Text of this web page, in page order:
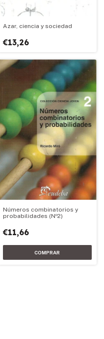
Azar, ciencia y sociedad
€13,26
Números combinatorios y
probabilidades (Nº2)
€11,66